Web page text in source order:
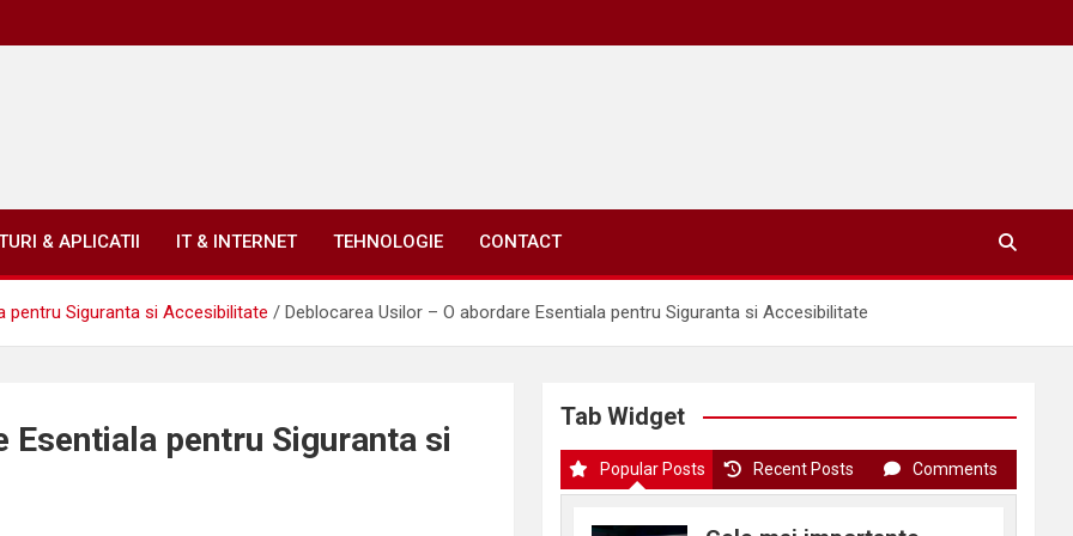
& APLICATII IT & INTERNET TEHNOLOGIE CONTACT
pentru Siguranta si Accesibilitate Deblocarea Usilor – O abordare Esentiala pentru Siguranta si Accesibilitate
Esentiala pentru Siguranta si
Tab Widget
Popular Posts Recent Posts Comments